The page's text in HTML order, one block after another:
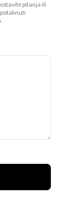
pitanja ili